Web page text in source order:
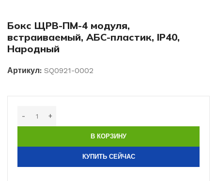
Бокс ЩРВ-ПМ-4 модуля,
встраиваемый, АБС-пластик, IP40,
Народный
Артикул: SQ0921-0002
В КОРЗИНУ
КУПИТЬ СЕЙЧАС